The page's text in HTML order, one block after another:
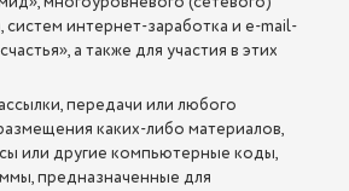
систем интернет-заработка и e-mail-
а также для участия в этих
передачи или любого
каких-либо материалов,
или другие компьютерные коды,
предназначенные для